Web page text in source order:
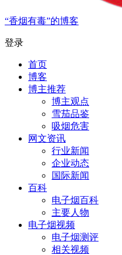
“香烟有毒”的博客
登录
首页
博客
博主推荐
博主观点
雪茄品鉴
吸烟危害
网文资讯
行业新闻
企业动态
国际新闻
百科
电子烟百科
主要人物
电子烟视频
电子烟测评
相关视频